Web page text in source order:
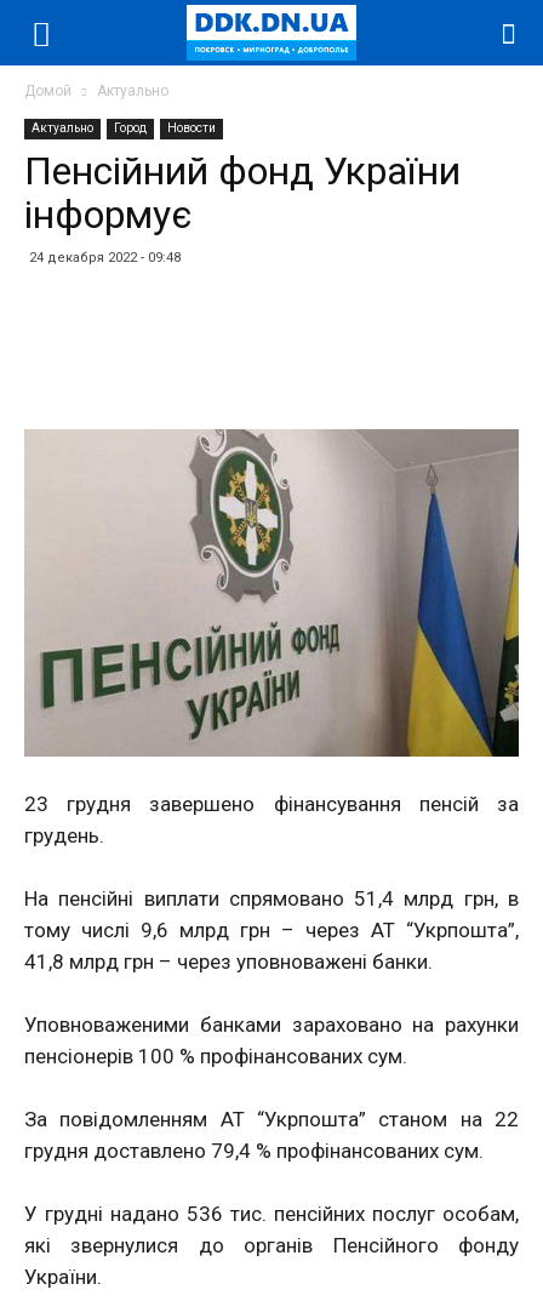
Домой Актуально
Актуально Город Новости
Пенсійний фонд України
інформує
24 декабря 2022 - 09:48
23 грудня завершено фінансування пенсій за
грудень.
На пенсійні виплати спрямовано 51,4 млрд грн, в
тому числі 9,6 млрд грн – через АТ “Укрпошта”,
41,8 млрд грн – через уповноважені банки.
Уповноваженими банками зараховано на рахунки
пенсіонерів 100 % профінансованих сум.
За повідомленням АТ “Укрпошта” станом на 22
грудня доставлено 79,4 % профінансованих сум.
У грудні надано 536 тис. пенсійних послуг особам,
які звернулися до органів Пенсійного фонду
України.